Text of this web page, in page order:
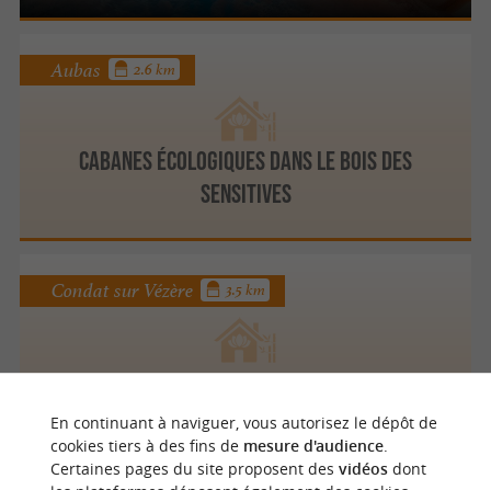
Cabanes écologiques dans le bois des
Sensitives
Aubas 2.6 km
Condat sur Vézère 3.5 km
En continuant à naviguer, vous autorisez le dépôt de
cookies tiers à des fins de mesure d'audience.
Certaines pages du site proposent des vidéosdont